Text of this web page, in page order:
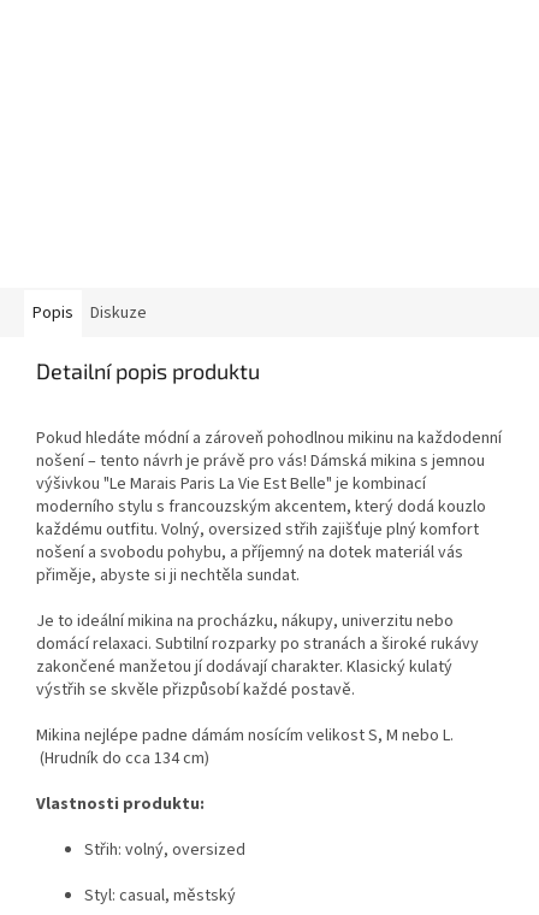
Popis Diskuze
Detailní popis produktu
Pokud hledáte módní a zároveň pohodlnou mikinu na každodenní
nošení – tento návrh je právě pro vás! Dámská mikina s jemnou
výšivkou "Le Marais Paris La Vie Est Belle" je kombinací
moderního stylu s francouzským akcentem, který dodá kouzlo
každému outfitu. Volný, oversized střih zajišťuje plný komfort
nošení a svobodu pohybu, a příjemný na dotek materiál vás
přiměje, abyste si ji nechtěla sundat.
Je to ideální mikina na procházku, nákupy, univerzitu nebo
domácí relaxaci. Subtilní rozparky po stranách a široké rukávy
zakončené manžetou jí dodávají charakter. Klasický kulatý
výstřih se skvěle přizpůsobí každé postavě.
Mikina nejlépe padne dámám nosícím velikost S, M nebo L.
(Hrudník do cca 134 cm)
Vlastnosti produktu:
Střih: volný, oversized
Styl: casual, městský